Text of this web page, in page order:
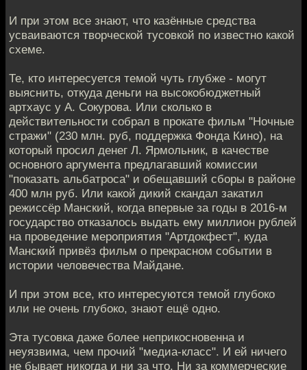
И при этом все знают, что казённые средства
усваиваются творческой тусовкой по известно какой
схеме.
Те, кто интересуется темой чуть глубже - могут
выяснить, откуда деньги на высокобюджетный
артхаус у А. Сокурова. Или сколько в
действительности собрал в прокате фильм "Ночные
стражи" (230 млн. руб, поддержка Фонда Кино), на
который просил денег Л. Ярмольник, в качестве
основного аргумента предлагавший комиссии
"показать альбатроса" и обещавший сборы в районе
400 млн руб. Или какой дикий скандал закатил
режиссёр Манский, когда впервые за годы в 2016-м
государство отказалось выдать ему миллион рублей
на проведение мероприятия "Артдокфест", куда
Манский привёз фильм о прекрасном событии в
истории человечества Майдане.
И при этом все, кто интересуются темой глубоко
или не очень глубоко, знают ещё одно.
Эта тусовка даже более неприкосновенна и
неуязвима, чем прочий "медиа-класс". И ей ничего
не бывает никогда и ни за что. Ни за коммерческие